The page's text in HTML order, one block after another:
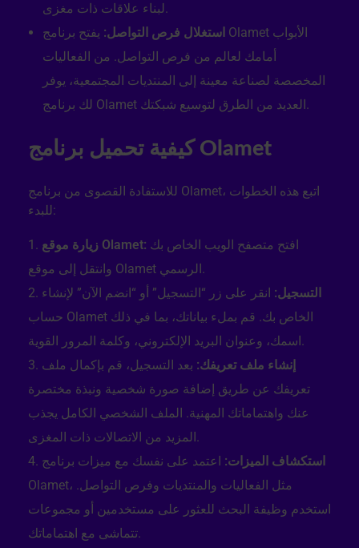
لبناء علاقات ذات مغزى.
استغلال فرص التواصل: يفتح برنامج Olamet الأبواب
أمامك لعالم من فرص التواصل. من الفعاليات
المخصصة لصناعة معينة إلى المنتديات المجتمعية، يوفر
لك برنامج Olamet العديد من الطرق لتوسيع شبكتك.
كيفية تحميل برنامج Olamet
للاستفادة القصوى من برنامج Olamet، اتبع هذه الخطوات
للبدء:
زيارة موقع Olamet:
وانتقل إلى موقع Olamet الرسمي.
التسجيل: انقر على زر “التسجيل” أو “انضم الآن” لإنشاء
حساب Olamet الخاص بك. قم بملء بياناتك، بما في ذلك
اسمك، وعنوان البريد الإلكتروني، وكلمة المرور القوية.
إنشاء ملف تعريفك: بعد التسجيل، قم بإكمال ملف
تعريفك عن طريق إضافة صورة شخصية ونبذة مختصرة
عنك واهتماماتك المهنية. الملف الشخصي الكامل يجذب
المزيد من الاتصالات ذات المغزى.
استكشاف الميزات: اعتمد على نفسك مع ميزات برنامج
Olamet، مثل الفعاليات والمنتديات وفرص التواصل.
استخدم وظيفة البحث للعثور على مستخدمين أو مجموعات
تتماشى مع اهتماماتك.